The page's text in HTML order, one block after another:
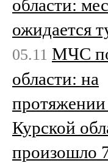
области:
ожидается
05.11 МЧС
области: на
протяжении
Курской
произошло